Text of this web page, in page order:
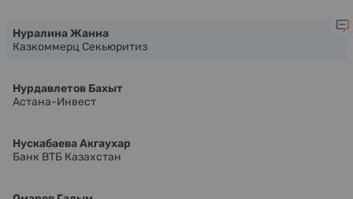
Нуралина Жанна
Казкоммерц Секьюритиз
Нурдавлетов Бахыт
Астана-Инвест
Нускабаева Акгаухар
Банк ВТБ Казахстан